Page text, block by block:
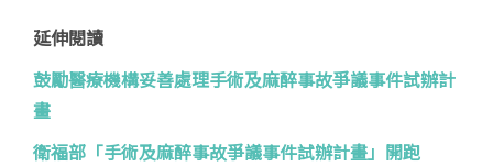
延伸閱讀
鼓勵醫療機構妥善處理手術及麻醉事故爭議事件試辦計
畫
衛福部「手術及麻醉事故爭議事件試辦計畫」開跑